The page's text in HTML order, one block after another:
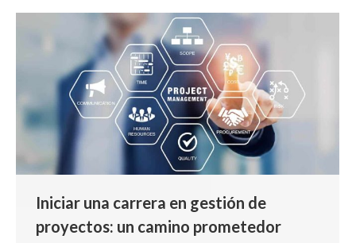
Iniciar una carrera en gestión de
proyectos: un camino prometedor